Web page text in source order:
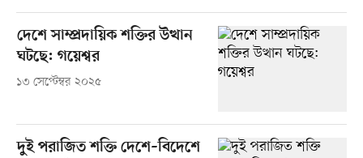
দেশে সাম্প্রদায়িক শক্তির উত্থান
ঘটছে: গয়েশ্বর
১৩ সেপ্টেম্বর ২০২৫
দুই পরাজিত শক্তি দেশে–বিদেশে